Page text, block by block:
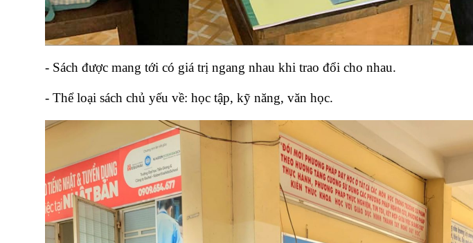
- Sách được mang tới có giá trị ngang nhau khi trao đổi cho nhau.
- Thể loại sách chủ yếu về: học tập, kỹ năng, văn học.